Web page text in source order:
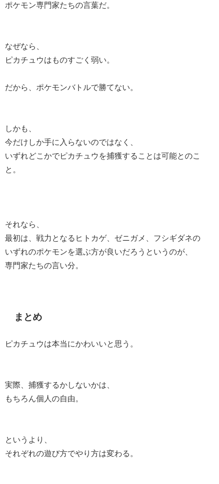
ポケモン専門家たちの言葉だ。
なぜなら、
ピカチュウはものすごく弱い。
だから、ポケモンバトルで勝てない。
しかも、
今だけしか手に入らないのではなく、
いずれどこかでピカチュウを捕獲することは可能とのこ
と。
それなら、
最初は、戦力となるヒトカゲ、ゼニガメ、フシギダネの
いずれのポケモンを選ぶ方が良いだろうというのが、
専門家たちの言い分。
まとめ
ピカチュウは本当にかわいいと思う。
実際、捕獲するかしないかは、
もちろん個人の自由。
というより、
それぞれの遊び方でやり方は変わる。